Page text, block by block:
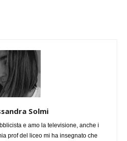
Solmi
e amo la televisione, anche i
prof del liceo mi ha insegnato che